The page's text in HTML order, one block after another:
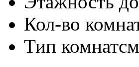
Кол-во
Тип комнат